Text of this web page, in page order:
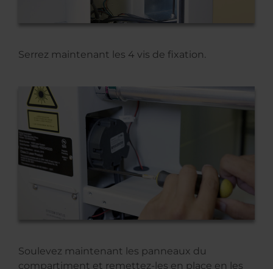
Serrez maintenant les 4 vis de fixation.
Soulevez maintenant les panneaux du
compartiment et remettez-les en place en les